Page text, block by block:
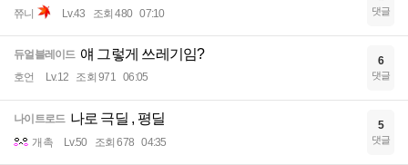
쮸니 Lv.43 조회 480 07:10 댓글
듀얼블레이드 얘 그렇게 쓰레기임?
호언 Lv.12 조회 971 06:05
6
댓글
나이트로드 나로 극딜 , 평딜
개촉 Lv.50 조회 678 04:35
5
댓글